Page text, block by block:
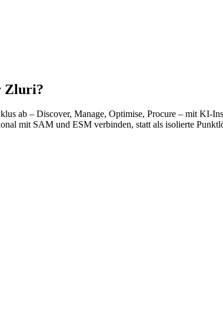
Zluri?
ab – Discover, Manage, Optimise, Procure – mit KI-
mit SAM und ESM verbinden, statt als isolierte